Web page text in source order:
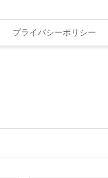
プライバシーポリシー